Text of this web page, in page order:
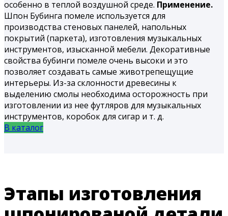
особенно в теплой воздушной среде. Применение.
Шпон Бубинга помеле используется для
производства стеновых панелей, напольных
покрытий (паркета), изготовления музыкальных
инструментов, изысканной мебели. Декоративные
свойства бубинги помеле очень высоки и это
позволяет создавать самые животрепещущие
интерьеры. Из-за склонности древесины к
выделению смолы необходима осторожность при
изготовлении из нее футляров для музыкальных
инструментов, коробок для сигар и т. д.
В каталог
Этапы изготовления